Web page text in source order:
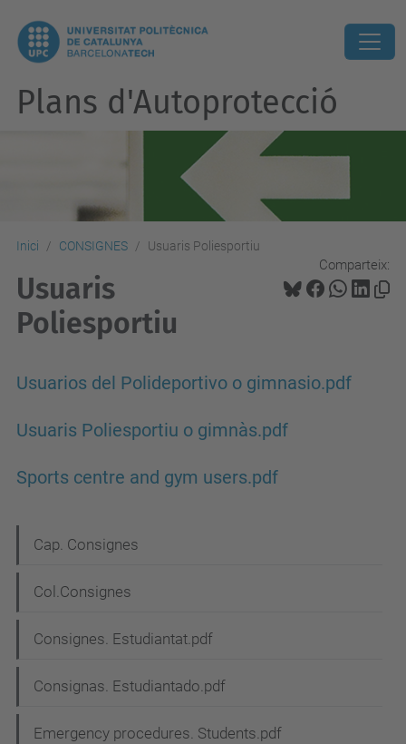
Plans d'Autoprotecció
Inici CONSIGNES Usuaris Poliesportiu
Comparteix:
Usuaris
Poliesportiu
Usuarios del Polideportivo o gimnasio.pdf
Usuaris Poliesportiu o gimnàs.pdf
Sports centre and gym users.pdf
a
v
g
a
Cap. Consignes
Col.Consignes
Consignes. Estudiantat.pdf
Consignas. Estudiantado.pdf
Emergency procedures. Students.pdf